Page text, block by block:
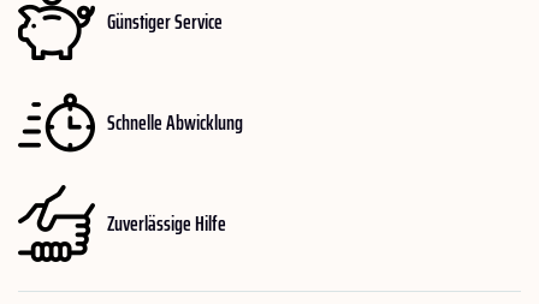
Günstiger Service
Schnelle Abwicklung
Zuverlässige Hilfe